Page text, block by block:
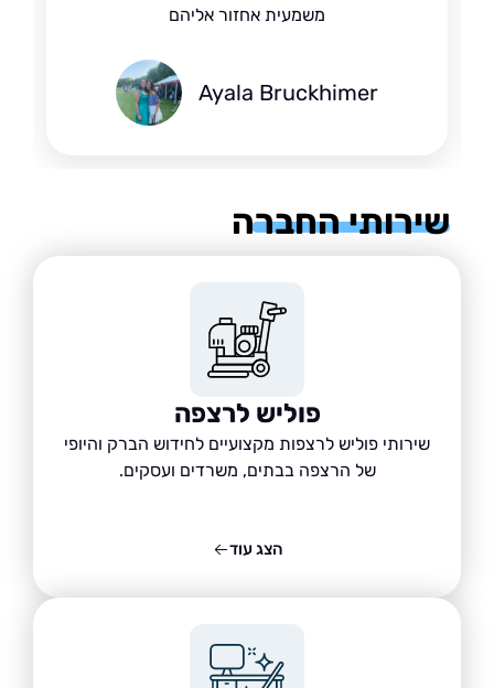
משמעית אחזור אליהם
Ayala Bruckhimer
החברה
פוליש לרצפה
שירותי פוליש לרצפות מקצועיים לחידוש הברק והיופי
של הרצפה בבתים, משרדים ועסקים.